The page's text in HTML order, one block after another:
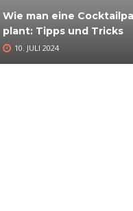
Wie man eine
plant: Tipps und Tricks
10. JULI 2024